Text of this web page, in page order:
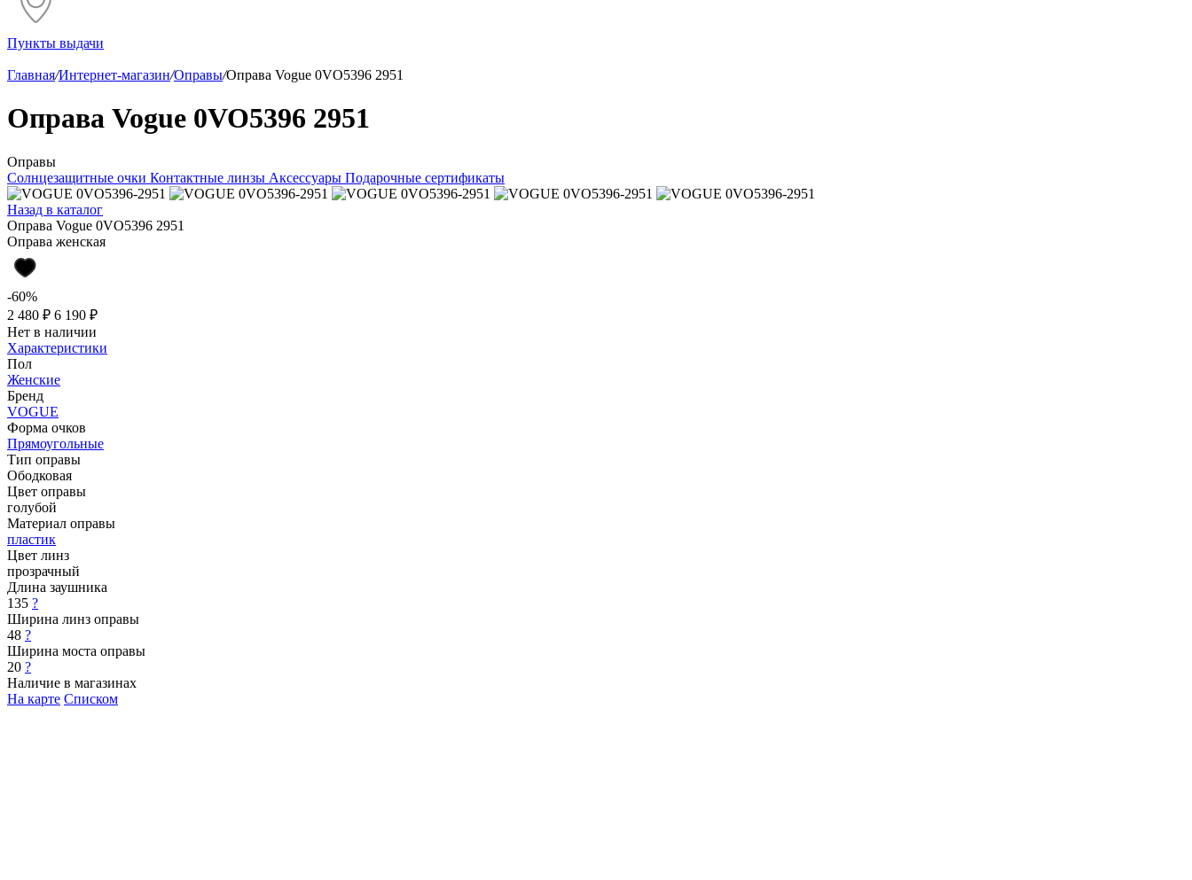
Пункты выдачи
Главная/Интернет-магазин/Оправы/Оправа Vogue 0VO5396 2951
Оправа Vogue 0VO5396 2951
Оправы
Солнцезащитные очки Контактные линзы Аксессуары Подарочные сертификаты
Назад в каталог
Оправа Vogue 0VO5396 2951
Оправа женская
-60%
2 480 ₽ 6 190 ₽
Нет в наличии
Характеристики
Пол
Женские
Бренд
VOGUE
Форма очков
Прямоугольные
Тип оправы
Ободковая
Цвет оправы
голубой
Материал оправы
пластик
Цвет линз
прозрачный
Длина заушника
135 ?
Ширина линз оправы
48 ?
Ширина моста оправы
20 ?
Наличие в магазинах
На карте Списком